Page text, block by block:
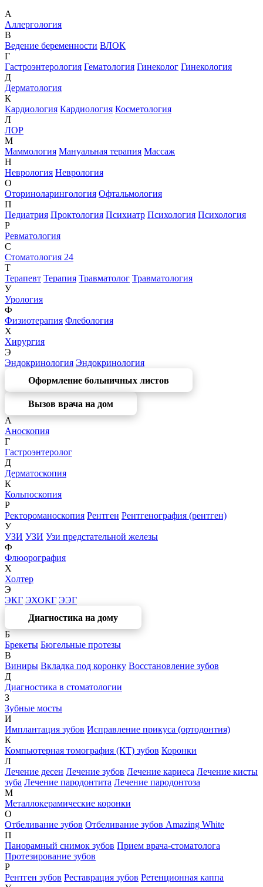
А
Аллергология
В
Ведение беременности ВЛОК
Г
Гастроэнтерология Гематология Гинеколог Гинекология
Д
Дерматология
К
Кардиология Кардиология Косметология
Л
ЛОР
М
Маммология Мануальная терапия Массаж
Н
Неврология Неврология
О
Оториноларингология Офтальмология
П
Педиатрия Проктология Психиатр Психология Психология
Р
Ревматология
С
Стоматология 24
Т
Терапевт Терапия Травматолог Травматология
У
Урология
Ф
Физиотерапия Флебология
Х
Хирургия
Э
Эндокринология Эндокринология
Оформление больничных листов
Вызов врача на дом
А
Аноскопия
Г
Гастроэнтеролог
Д
Дерматоскопия
К
Кольпоскопия
Р
Ректороманоскопия Рентген Рентгенография (рентген)
У
УЗИ УЗИ Узи предстательной железы
Ф
Флюорография
Х
Холтер
Э
ЭКГ ЭХОКГ ЭЭГ
Диагностика на дому
Б
Брекеты Бюгельные протезы
В
Виниры Вкладка под коронку Восстановление зубов
Д
Диагностика в стоматологии
З
Зубные мосты
И
Имплантация зубов Исправление прикуса (ортодонтия)
К
Компьютерная томография (КТ) зубов Коронки
Л
Лечение десен Лечение зубов Лечение кариеса Лечение кисты
зуба Лечение пародонтита Лечение пародонтоза
М
Металлокерамические коронки
О
Отбеливание зубов Отбеливание зубов Amazing White
П
Панорамный снимок зубов Прием врача-стоматолога
Протезирование зубов
Р
Рентген зубов Реставрация зубов Ретенционная каппа